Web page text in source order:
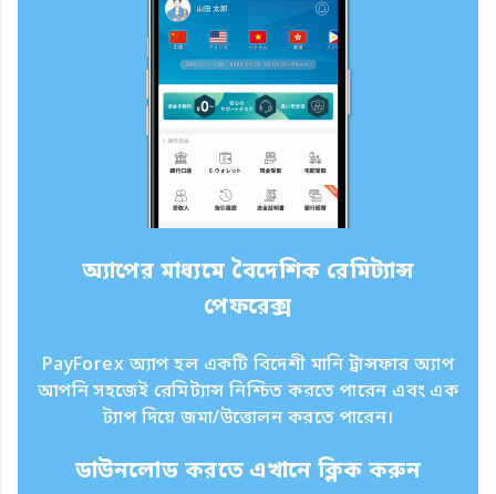
অ্যাপের মাধ্যমে বৈদেশিক রেমিট্যান্স
পেফরেক্স
PayForex অ্যাপ হল একটি বিদেশী মানি ট্রান্সফার অ্যাপ
আপনি সহজেই রেমিট্যান্স নিশ্চিত করতে পারেন এবং এক
ট্যাপ দিয়ে জমা/উত্তোলন করতে পারেন।
ডাউনলোড করতে এখানে ক্লিক করুন